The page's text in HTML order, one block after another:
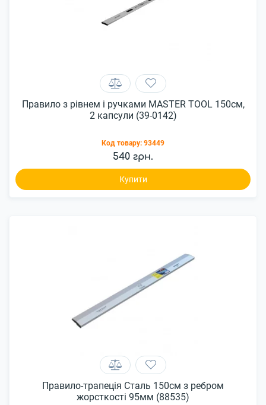
Правило з рівнем і ручками MASTER TOOL 150см,
2 капсули (39-0142)
Код товару: 93449
540 грн.
Купити
Правило-трапеція Сталь 150см з ребром
жорсткості 95мм (88535)